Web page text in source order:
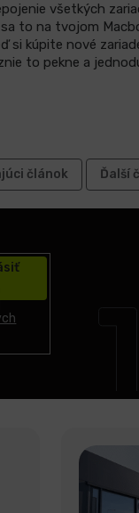
všetkých
to na tvojom
si kúpite nové
to pekne a
článok Ďalší